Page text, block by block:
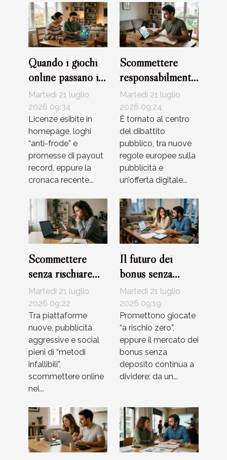
Quando i giochi
online passano il
test della
sicurezza?
Martedì 21 luglio
2026 09:34
Licenze esibite in
homepage, loghi
“anti-frode” e
promesse di payout
record, eppure la
cronaca recente...
Scommettere
responsabilmente:
equilibrio tra
adrenalina e
strategie di
gestione
Martedì 21 luglio
2026 09:24
È tornato al centro
del dibattito
pubblico, tra nuove
regole europee sulla
pubblicità e
un’offerta digitale...
Scommettere
senza rischiare
truffe: errori
comuni da evitare
Martedì 21 luglio
2026 09:22
Tra piattaforme
nuove, pubblicità
aggressive e social
pieni di “metodi
infallibili”,
scommettere online
nel...
Il futuro dei
bonus senza
deposito:
tendenza reale o
solo marketing?
Martedì 21 luglio
2026 09:19
Promettono giocate
“a rischio zero”,
eppure il mercato dei
bonus senza
deposito continua a
dividere: da un...